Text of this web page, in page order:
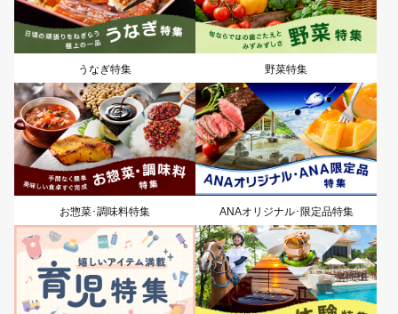
うなぎ特集 野菜特集
お惣菜･調味料特集 ANAオリジナル･限定品特集